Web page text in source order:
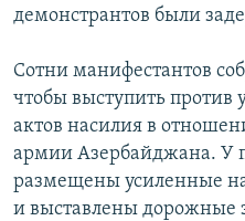
СПОРТ
АРХИВ
Հայերեն
English
Русский
демонстрантов были
Сотни манифестантов
чтобы выступить
актов насилия в
армии Азербайджана. У
размещены усиленные
и выставлены дорожные